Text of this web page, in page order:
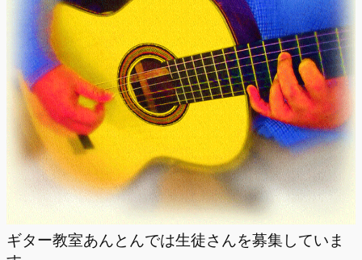
ギター教室あんとんでは生徒さんを募集していま